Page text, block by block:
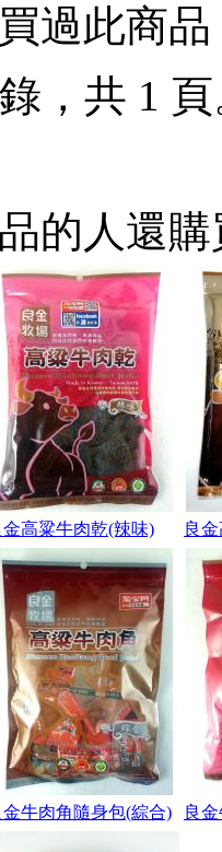
過此商品
，共 1
的人還購
金高粱牛肉乾(辣味) 良
金牛肉角隨身包(綜合) 良